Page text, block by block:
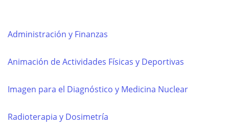
Administración y Finanzas
Animación de Actividades Físicas y Deportivas
Imagen para el Diagnóstico y Medicina Nuclear
Radioterapia y Dosimetría